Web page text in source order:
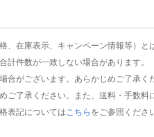
在庫表示、キャンペーン情報等）と
件数が一致しない場合があります。
がございます。あらかじめご了承く
了承ください。また、送料・手数料
表記については こちら をご参照くださ